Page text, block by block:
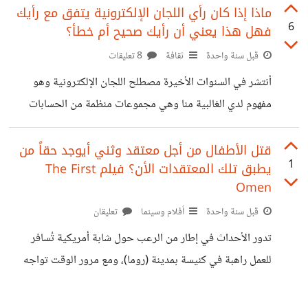
ملياردير ثري وسيم ، في الوقت الذي يظهر حبها الأول وهي
تحاول المفاضلة ما بينهم فيمن هو أفضل ، ومن خلال تلك
المفاضلة نكتشف معايير الرجولة التي تحددها خاطبة هي ليست
بعيدة جداً عن الواقع بل تشتعل في الكثير من المناقشات بين
النساء والرجال ، هل الرجل المثالي هو
6
ماذا إذا كان رأي اللجان الإلكترونية يتفق مع رأيك
فهل هذا يعني أن رأيك صحيح أم خطأ؟
قبل سنة واحدة ثقافة
أنتشر في السنوات الأخيرة مصطلح اللجان الإلكترونية وهو
مفهوم لدي الغالبية منا وهي مجموعات منظمة من الحسابات
الوهمية أو الموجهة والمأجورة على وسائل التواصل الاجتماعي
تُستخدم لنشر معلومات مضللة أو الترويج لأجندات بطرق غير
أخلاقية، مما يؤثر على الرأي العام. على سبيل المثال الدعوة
لمرشح سياسي أو حملة ترويج لمنتج بتقييمات إيجابية مبالغ فيها
أو حملة الدعاية لفنان بعينه أو حملة التشويه لفنان بعينه، لخلق
حالة كاذبة من النجاح والانتشار أو التوجيه لسلوك غاضب (غير
حقيقي) والأمثلة لا حصر لها
1
قتل الأطفال من أجل معتقد وثني أيوجد حقاً من
يطبق تلك المعتقدات الأن؟ فيلم The First
Omen
قبل سنة واحدة أفلام وسينما تعليقان
تدور الأحداث في إطار من الرعب حول شابة أمريكية تُسافر
للعمل راهبة في كنيسة بمدينة (روما)، ومع مرور الوقت تواجه